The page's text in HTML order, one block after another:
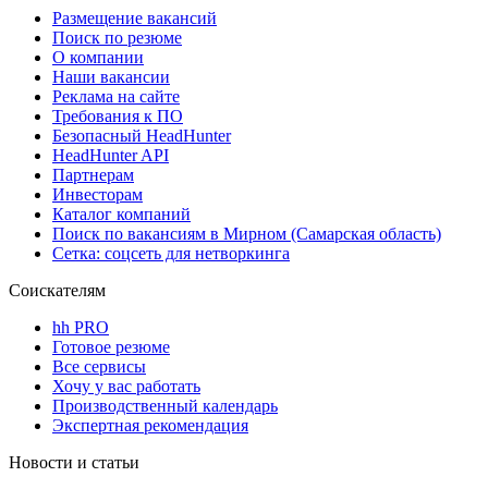
Размещение вакансий
Поиск по резюме
О компании
Наши вакансии
Реклама на сайте
Требования к ПО
Безопасный HeadHunter
HeadHunter API
Партнерам
Инвесторам
Каталог компаний
Поиск по вакансиям в Мирном (Самарская область)
Сетка: соцсеть для нетворкинга
Соискателям
hh PRO
Готовое резюме
Все сервисы
Хочу у вас работать
Производственный календарь
Экспертная рекомендация
Новости и статьи